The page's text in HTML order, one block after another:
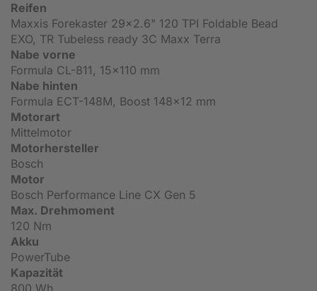
Reifen
Maxxis Forekaster 29x2.6" 120 TPI Foldable Bead
EXO, TR Tubeless ready 3C Maxx Terra
Nabe vorne
Formula CL-811, 15x110 mm
Nabe hinten
Formula ECT-148M, Boost 148x12 mm
Motorart
Mittelmotor
Motorhersteller
Bosch
Motor
Bosch Performance Line CX Gen 5
Max. Drehmoment
120 Nm
Akku
PowerTube
Kapazität